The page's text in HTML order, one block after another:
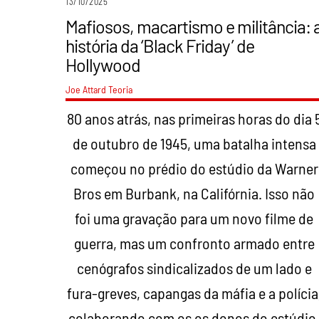
Mafiosos, macartismo e militância:
história da ‘Black Friday’ de
Hollywood
Joe Attard Teoria
80 anos atrás, nas primeiras horas do dia
de outubro de 1945, uma batalha intensa
começou no prédio do estúdio da Warner
Bros em Burbank, na Califórnia. Isso não
foi uma gravação para um novo filme de
guerra, mas um confronto armado entre
cenógrafos sindicalizados de um lado e
fura-greves, capangas da máfia e a